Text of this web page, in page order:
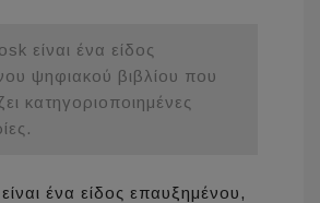
είναι ένα είδος
ψηφιακού βιβλίου που
κατηγοριοποιημένες
ένα είδος επαυξημένου,